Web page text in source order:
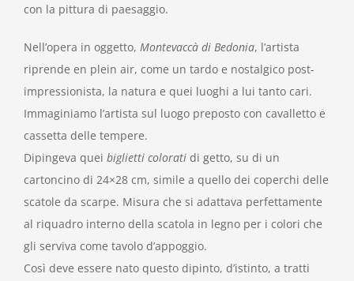
con la pittura di paesaggio.
Nell’opera in oggetto, Montevaccà di Bedonia, l’artista
riprende en plein air, come un tardo e nostalgico post-
impressionista, la natura e quei luoghi a lui tanto cari.
Immaginiamo l’artista sul luogo preposto con cavalletto e
cassetta delle tempere.
Dipingeva quei biglietti colorati di getto, su di un
cartoncino di 24×28 cm, simile a quello dei coperchi delle
scatole da scarpe. Misura che si adattava perfettamente
al riquadro interno della scatola in legno per i colori che
gli serviva come tavolo d’appoggio.
Così deve essere nato questo dipinto, d’istinto, a tratti